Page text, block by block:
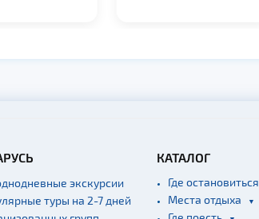
экскурсии
туры на 2-7 дней
КАТАЛОГ
Где остановиться
Места отдыха